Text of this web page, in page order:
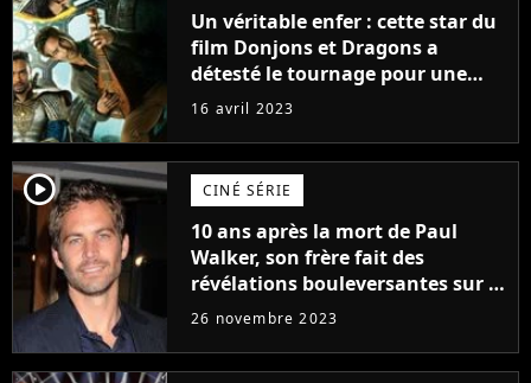
Un véritable enfer : cette star du
film Donjons et Dragons a
détesté le tournage pour une
raison très spéciale
16 avril 2023
player2 CINÉ SÉRIE
10 ans après la mort de Paul
Walker, son frère fait des
révélations bouleversantes sur la
réaction des acteurs de Fast and
26 novembre 2023